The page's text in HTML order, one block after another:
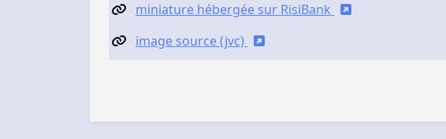
miniature hébergée sur RisiBank
image source (jvc)